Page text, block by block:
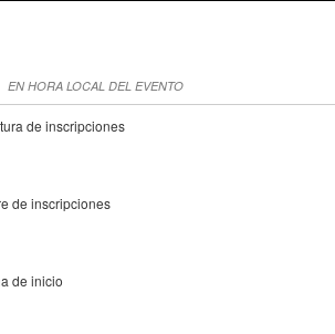
EN HORA LOCAL DEL EVENTO
de inscripciones
de inscripciones
de inicio